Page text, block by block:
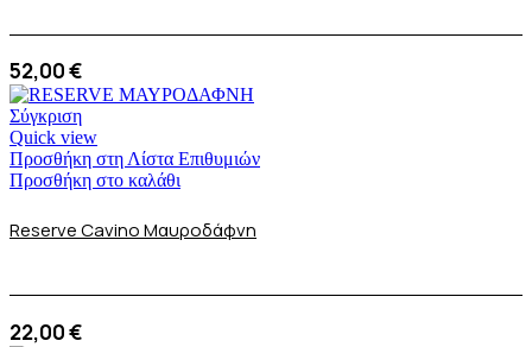
52,00€
Σύγκριση
Quick view
Προσθήκη στη Λίστα Επιθυμιών
Προσθήκη στο καλάθι
Reserve Cavino Μαυροδάφνη
22,00€